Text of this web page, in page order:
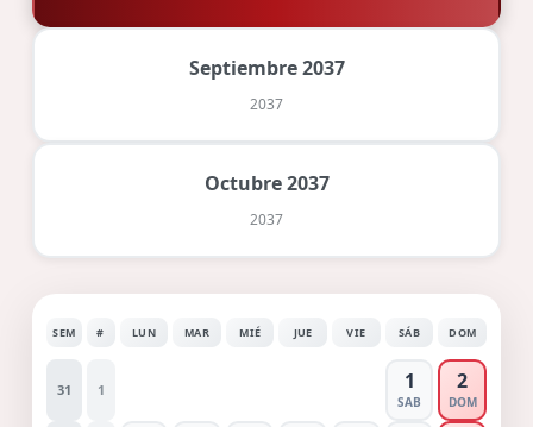
Septiembre 2037
2037
Octubre 2037
2037
SEM # LUN MAR MIÉ JUE VIE SÁB DOM
31 1 1
SAB
2
DOM